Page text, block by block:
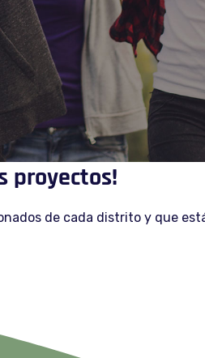
proyectos!
de cada distrito y que